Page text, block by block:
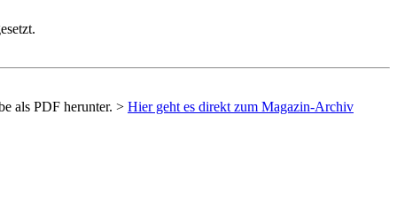
als PDF herunter. > Hier geht es direkt zum Magazin-Archiv